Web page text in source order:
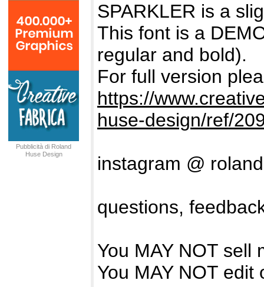
Pubblicità di Roland
Huse Design
SPARKLER is a
This font is a
regular and bold).
For full version
https://
huse-design/ref/
instagram @
questions,
You MAY NOT sell
You MAY NOT